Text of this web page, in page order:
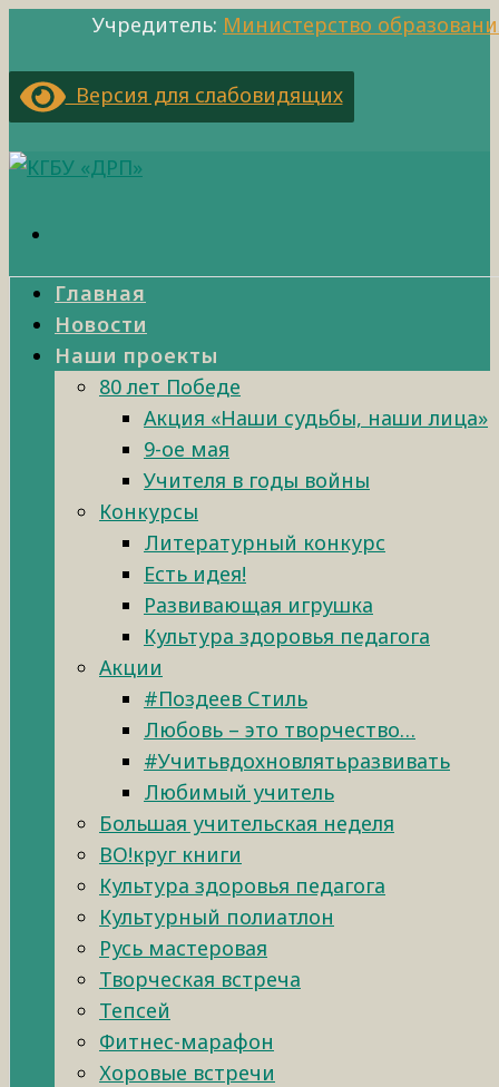
Учредитель: Министерство
Версия для слабовидящих
Главная
Новости
Наши проекты
80 лет Победе
Акция «Наши судьбы, наши лица»
9-ое мая
Учителя в годы войны
Конкурсы
Литературный конкурс
Есть идея!
Развивающая игрушка
Культура здоровья педагога
Акции
#Поздеев Стиль
Любовь – это творчество…
#Учитьвдохновлятьразвивать
Любимый учитель
Большая учительская неделя
ВО!круг книги
Культура здоровья педагога
Культурный полиатлон
Русь мастеровая
Творческая встреча
Тепсей
Фитнес-марафон
Хоровые встречи